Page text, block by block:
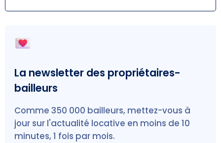
La newsletter des propriétaires-
bailleurs
Comme 350 000 bailleurs, mettez-vous à
jour sur l'actualité locative en moins de 10
minutes, 1 fois par mois.